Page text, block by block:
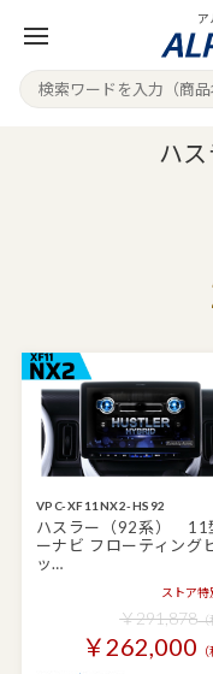
ア
ハス
VPC-XF11NX2-HS92
ハスラー（92系） 11
ーナビ フローティング
ッ…
ストア特
￥291,878（
￥262,000